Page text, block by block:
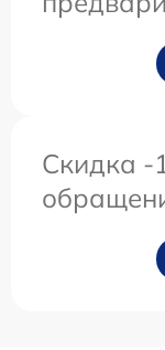
Скидка -